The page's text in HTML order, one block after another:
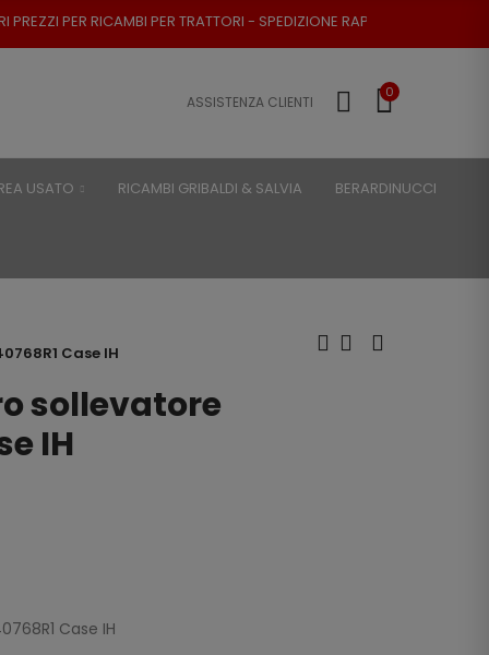
PER TRATTORI - SPEDIZIONE RAPIDA - RESO POSSIBILE
ASSISTENZA CLIENTI
0
USATO RICAMBI GRIBALDI & SALVIA BERARDINUCCI
Case IH
sollevatore
IH
Case IH